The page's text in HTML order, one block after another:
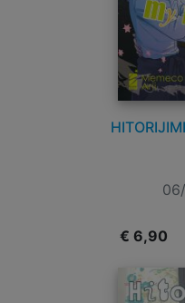
€ 6,90